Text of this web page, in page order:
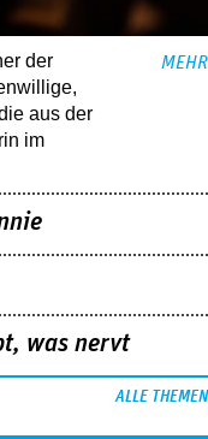
der
aus der
im
MEHR
was nervt
ALLE THEMEN